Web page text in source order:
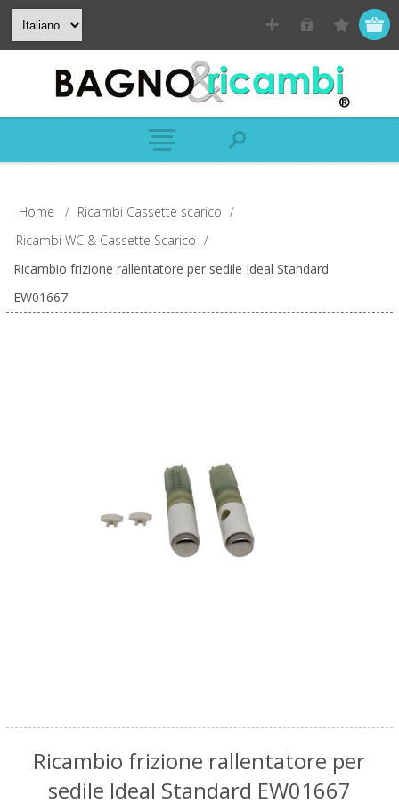
Home / Ricambi Cassette scarico /
Ricambi WC & Cassette Scarico /
Ricambio frizione rallentatore per sedile Ideal Standard
EW01667
Ricambio frizione rallentatore per
sedile Ideal Standard EW01667